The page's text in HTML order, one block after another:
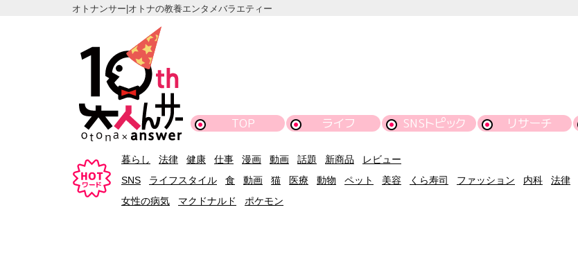
オトナンサー|オトナの教養エンタメバラエティー
TOP ライフ SNSトピック リサーチ
暮らし 法律 健康 仕事 漫画 動画 話題 新商品
レビュー
SNS
ライフスタイル 食 動画 猫 医療 動物 ペット 美容 くら寿司 ファッション 内科 法律
女性の病気
マクドナルド ポケモン